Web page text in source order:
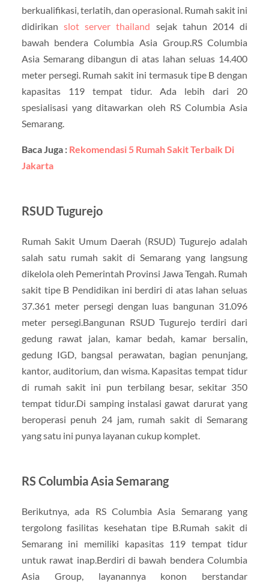
berkualifikasi, terlatih, dan operasional. Rumah sakit ini
didirikanslot server thailand sejak tahun 2014 di
bawah bendera Columbia Asia Group.RS Columbia
Asia Semarang dibangun di atas lahan seluas 14.400
meter persegi. Rumah sakit ini termasuk tipe B dengan
kapasitas 119 tempat tidur. Ada lebih dari 20
spesialisasi yang ditawarkan oleh RS Columbia Asia
Semarang.
Baca Juga : Rekomendasi 5 Rumah Sakit Terbaik Di
Jakarta
RSUD Tugurejo
Rumah Sakit Umum Daerah (RSUD) Tugurejo adalah
salah satu rumah sakit di Semarang yang langsung
dikelola oleh Pemerintah Provinsi Jawa Tengah. Rumah
sakit tipe B Pendidikan ini berdiri di atas lahan seluas
37.361 meter persegi dengan luas bangunan 31.096
meter persegi.Bangunan RSUD Tugurejo terdiri dari
gedung rawat jalan, kamar bedah, kamar bersalin,
gedung IGD, bangsal perawatan, bagian penunjang,
kantor, auditorium, dan wisma. Kapasitas tempat tidur
di rumah sakit ini pun terbilang besar, sekitar 350
tempat tidur.Di samping instalasi gawat darurat yang
beroperasi penuh 24 jam, rumah sakit di Semarang
yang satu ini punya layanan cukup komplet.
RS Columbia Asia Semarang
Berikutnya, ada RS Columbia Asia Semarang yang
tergolong fasilitas kesehatan tipe B.Rumah sakit di
Semarang ini memiliki kapasitas 119 tempat tidur
untuk rawat inap.Berdiri di bawah bendera Columbia
Asia Group, layanannya konon berstandar